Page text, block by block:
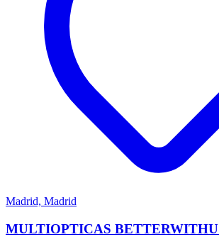
Madrid, Madrid
MULTIOPTICAS